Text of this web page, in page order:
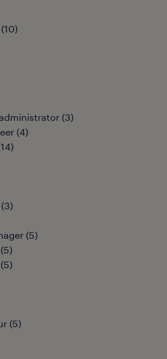
(10)
(3)
(4)
14)
(3)
(5)
(5)
(5)
(5)